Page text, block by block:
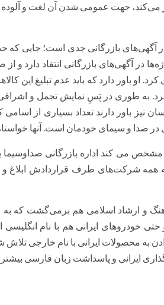
می‌کند، جهت عمومی شدن آن لغت و
آگهی‌های بازرگانی جدی است؛ جایی که
در آگهی‌های بازرگانی انتقاد دارد و
او باور دارد که باید عدم تبلیغ این
به طوری در پَسِ نمایش تجمل و
باور دارند تعداد بسیاری از
در صدا و سیمای خودمان است. آنها
مشخص می کند اداره بازرگانی
همه شرکت‌های طرف قراردادش ابلاغ و
و ارشاد اسلامی هم برمی‌گشت که به
خودروهای ایرانی هم با نام
محصولات ایرانی با نام خارجی تلاش
ایرانی و پاسداشت زبان فارسی